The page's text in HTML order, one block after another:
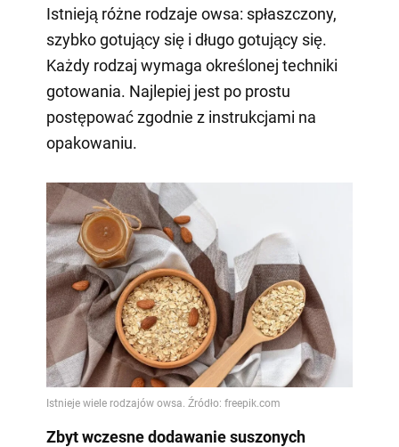
Istnieją różne rodzaje owsa: spłaszczony,
szybko gotujący się i długo gotujący się.
Każdy rodzaj wymaga określonej techniki
gotowania. Najlepiej jest po prostu
postępować zgodnie z instrukcjami na
opakowaniu.
Zbyt wczesne dodawanie suszonych